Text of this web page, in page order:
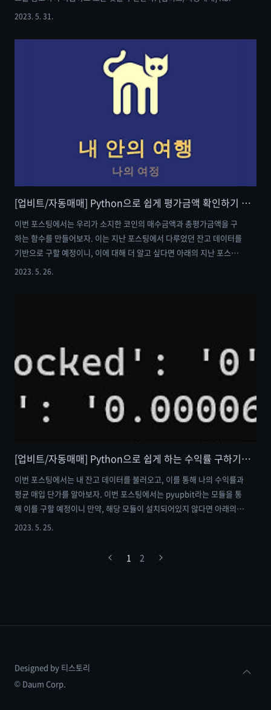
표를 이용한 자동매매 프로그램 만들기 (1) [업비트/자동매매] RSI 지표
매수와 매도를 하는 시점에서 과매수 구간인지, 과매도 구간인지를 판단
할 수 있게 도와주는 보조 지표이다. 이번 포스팅에서는 해당 보조 지표
를 이용해 정말 단 me-in-journey.com - 조건 설정 - 타깃 코인 : 거래
대금이 높은 코인 5개 매매 조건 : RSI 지수가 30을 돌파할 때 매수, 70보
2023. 5. 31.
[업비트/자동매매] Python으로 쉽게 평가금액 확인하기 : 매수금액을 구해보자
이번 포스팅에서는 우리가 소지한 코인의 매수금액과 총평가금액을 구
하는 함수를 만들어보자. 이는 지난 포스팅에서 다루었던 잔고 데이터를
기반으로 구할 예정이니, 이에 대해 더 알고 싶다면 아래의 지난 포스팅
을 참고하길 바란다. [업비트/자동매매] Python으로 쉽게 하는 수익률
한 코인의 매수금액을 구해보자. 우리가 실제로 보유한 코인에 ..
2023. 5. 26.
[업비트/자동매매] Python으로 쉽게 하는 수익률 구하기 : 내 잔고 데이터를 알아보자
이번 포스팅에서는 내 잔고 데이터를 불러오고, 이를 통해 나의 수익률과
평균 매입 단가를 알아보자. 이번 포스팅에서는 pyupbit라는 모듈을 통
해 이를 구할 예정이니 만약, 해당 모듈이 설치되어있지 않다면 아래의
포스팅에 나와 있는 코드를 통해 설치하고 오는 것을 추천한다. [업비트/
그램 만들기 [업비트/자동매매] Python으로 쉽게 하는 매수/매도 : 비트
2023. 5. 25.
1 2
Designed by 티스토리
© Daum Corp.